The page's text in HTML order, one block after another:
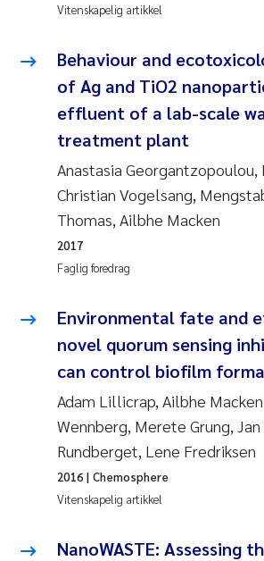
Vitenskapelig artikkel
Behaviour and
of Ag and TiO2
effluent of a lab-scale
treatment plant
Anastasia Georgantzopoulou,
Christian Vogelsang,
Thomas, Ailbhe Macken
Faglig foredrag
2017
Environmental fate and
novel quorum sensing
can control biofilm
Adam Lillicrap, Ailbhe
Wennberg, Merete Grung,
Rundberget, Lene Fredriksen
Vitenskapelig artikkel
2016 | Chemosphere
NanoWASTE: Assessing